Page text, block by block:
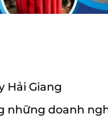
Hải Giang
những doanh